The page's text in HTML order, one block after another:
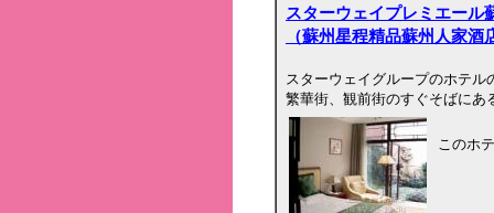
スターウェイプレミエール
（蘇州星程精品蘇州人家酒
スターウェイグループのホテ
繁華街、観前街のすぐそばにあ
このホ